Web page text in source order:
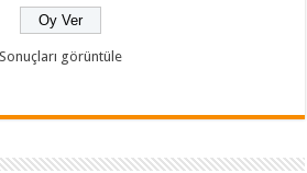
Sonuçları görüntüle